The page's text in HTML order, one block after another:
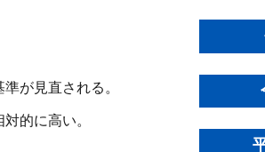
が見直される。
的に高い。